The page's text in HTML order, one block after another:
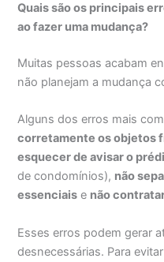
Quais são os principais
ao fazer uma mudança?
Muitas pessoas acabam
não planejam a mudança
Alguns dos erros mais
corretamente os objetos
esquecer de avisar o
de condomínios), não
essenciais e não
Esses erros podem gerar
desnecessárias. Para